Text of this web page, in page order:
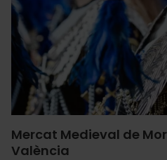
Mercat Medieval de
València